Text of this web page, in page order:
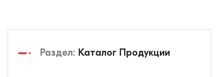
Раздел: Каталог Продукции